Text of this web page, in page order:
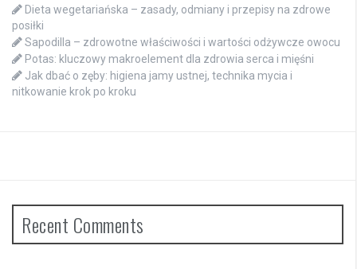
Dieta wegetariańska – zasady, odmiany i przepisy na zdrowe
posiłki
Sapodilla – zdrowotne właściwości i wartości odżywcze owocu
Potas: kluczowy makroelement dla zdrowia serca i mięśni
Jak dbać o zęby: higiena jamy ustnej, technika mycia i
nitkowanie krok po kroku
Recent Comments